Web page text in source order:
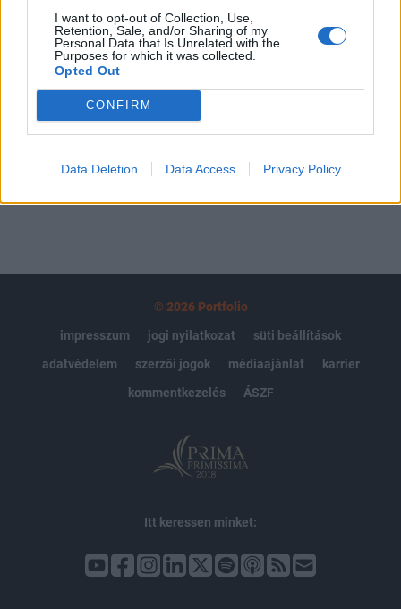
I want to opt-out of Collection, Use,
Retention, Sale, and/or Sharing of my
Personal Data that Is Unrelated with the
Purposes for which it was collected.
Opted Out
CONFIRM
Data Deletion Data Access Privacy Policy
Portfolio.hu teljes cikkarchívum
Kötéslisták: BÉT elmúlt 2 év napon belüli
kötéslistái
MÁR ELŐFIZETŐNK VAGY?BEJELENTKEZÉS
© 2026 Portfolio
impresszum
jogi nyilatkozat
süti beállítások
adatvédelem
szerzői jogok médiaajánlat
karrier
kommentkezelés
ÁSZF
Itt keressen minket: